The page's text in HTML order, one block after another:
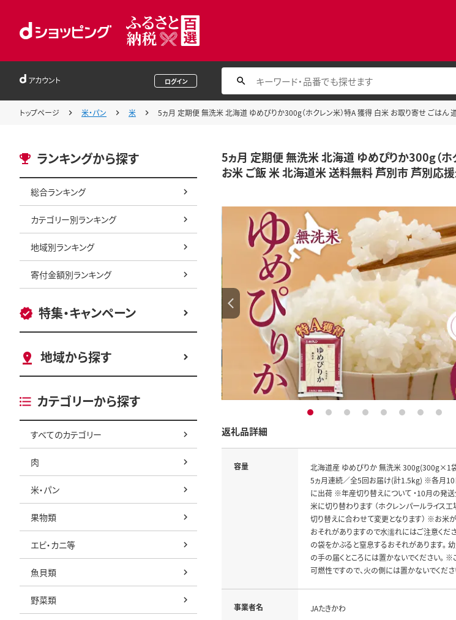
アカウント ログイン
トップページ 米・パン 米 5ヵ月 定期便 無洗米 北海道 ゆめぴりか300g（ホクレン米）特A 獲得 白米 お取り寄せ ごは
ランキングから探す
総合ランキング
カテゴリー別ランキング
地域別ランキング
寄付金額別ランキング
特集・キャンペーン
地域から探す
カテゴリーから探す
すべてのカテゴリー
肉
米・パン
果物類
エビ・カニ等
魚貝類
野菜類
5ヵ月 定期便 無洗米 北海道 ゆめぴりか300g（
お米 ご飯 米 北海道米 送料無料 芦別市 芦別応
1 2 3 4 5 6 7 8
返礼品詳細
容量
北海道産 ゆめぴりか 無洗米 300g(300g×1
5ヵ月連続／全5回お届け(計1.5kg) ※各月10
に出荷 ※年産切り替えについて ・10月の発送
米に切り替わります （ホクレンパールライス
切り替えに合わせて変更となります） ※お米
おそれがありますので水濡れにはご注意くだ
の袋をかぶると窒息するおそれがあります。
の手の届くところには置かないでください。 ※
可燃性ですので、火の側には置かないでくださ
事業者名 JAたきかわ